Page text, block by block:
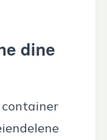
dine
container